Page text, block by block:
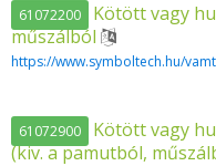
61072200 Kötött vagy
műszálból
https://www.symboltech.hu/
61072900 Kötött vagy
(kiv. a pamutból,